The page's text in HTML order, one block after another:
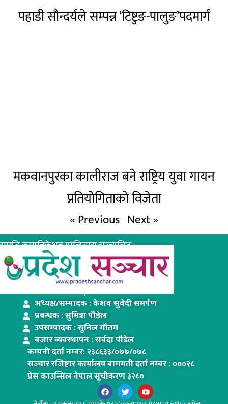
पहाडी साैन्दर्यले सम्पन्न ‘टिष्टुङ-पालुङ’पदमार्ग
मकवानपुरका कालीराज बने राष्ट्रिय युवा गायन
प्रतियोगिताको विजेता
« Previous Next »
समृद्धि कम्युनिकेशन प्रालिद्धारा सञ्चालित
www.pradeshsanchar.com
अध्यक्ष/सम्पादक : केशव सुवेदी समर्पण
प्रबन्धक : सुमित्रा पौडेल
उपसम्पादक : सुनिल गौतम
बजार व्यवस्थापन : सर्वदा पौडेल
कम्पनी दर्ता नम्बरः २३८६३३/०७७/०७८
सञ्चार रजिष्टार कार्यालय बागमती दर्ता नम्बर : ०००२८
प्रेस काउन्सिल नेपाल सूचीकरण ३२८०